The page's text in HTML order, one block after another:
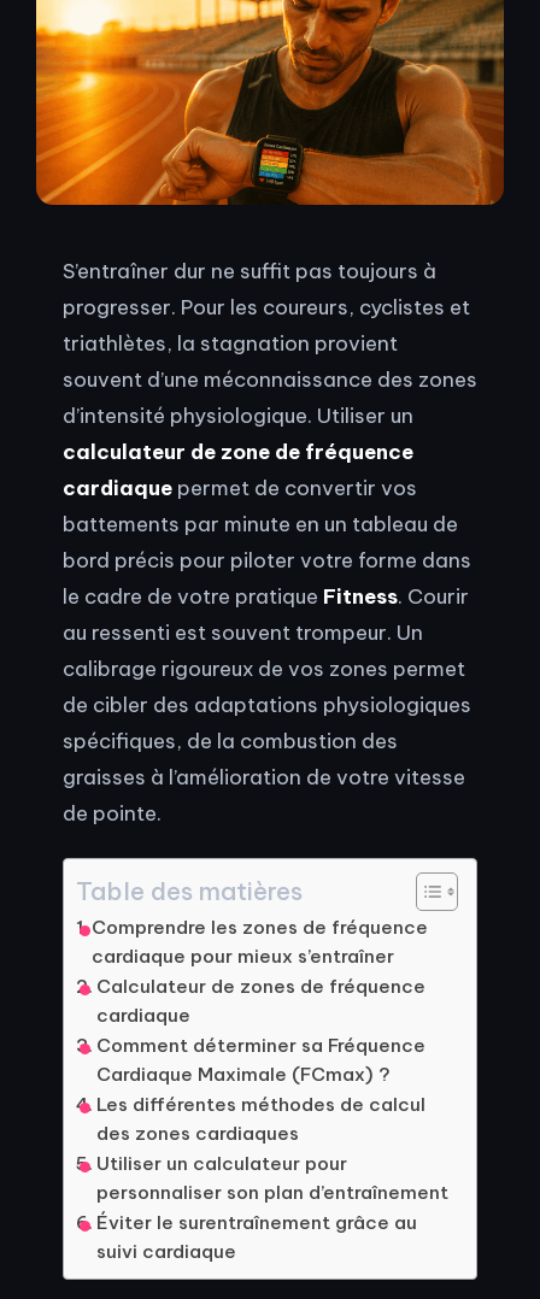
S’entraîner dur ne suffit pas toujours à
progresser. Pour les coureurs, cyclistes et
triathlètes, la stagnation provient
souvent d’une méconnaissance des zones
d’intensité physiologique. Utiliser un
calculateur de zone de fréquence
cardiaque permet de convertir vos
battements par minute en un tableau de
bord précis pour piloter votre forme dans
le cadre de votre pratique Fitness. Courir
au ressenti est souvent trompeur. Un
calibrage rigoureux de vos zones permet
de cibler des adaptations physiologiques
spécifiques, de la combustion des
graisses à l’amélioration de votre vitesse
de pointe.
Table des matières
Comprendre les zones de fréquence
cardiaque pour mieux s’entraîner
Calculateur de zones de fréquence
cardiaque
Comment déterminer sa Fréquence
Cardiaque Maximale (FCmax) ?
Les différentes méthodes de calcul
des zones cardiaques
Utiliser un calculateur pour
personnaliser son plan d’entraînement
Éviter le surentraînement grâce au
suivi cardiaque